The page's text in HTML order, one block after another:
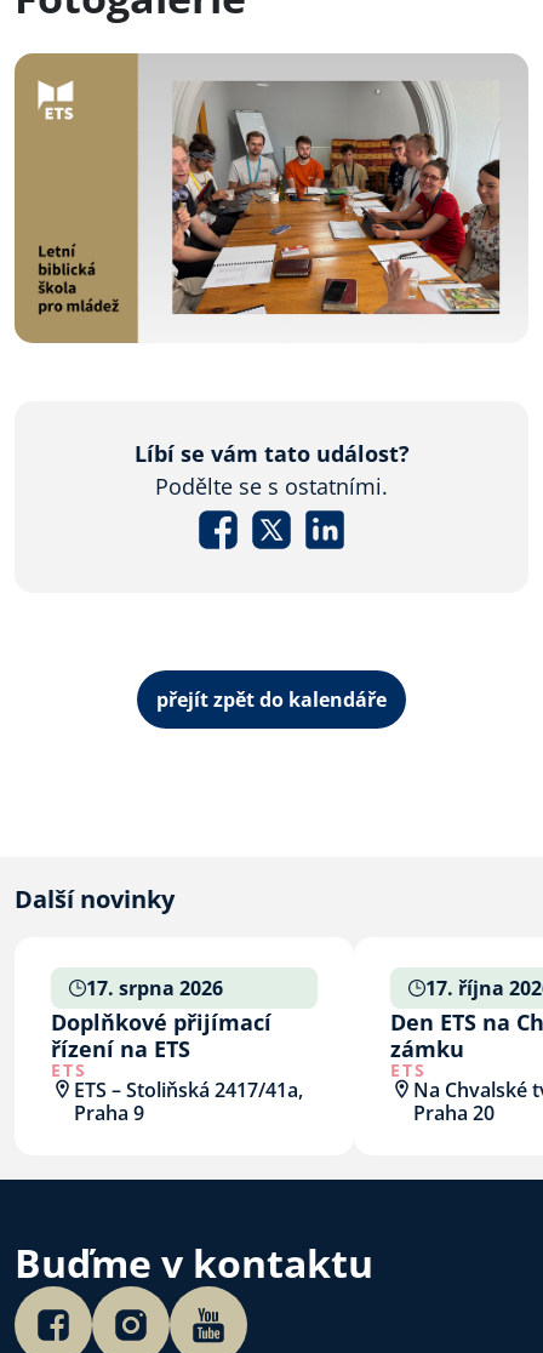
Líbí se vám tato událost?
Podělte se s ostatními.
přejít zpět do kalendáře
Další novinky
17. srpna 2026
Doplňkové přijímací
řízení na ETS
ETS
ETS – Stoliňská 2417/41a,
Praha 9
17. října
Den ETS na
zámku
ETS
Na Chvalské
Praha 20
Buďme v kontaktu